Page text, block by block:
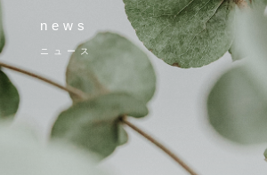
news
ニュース